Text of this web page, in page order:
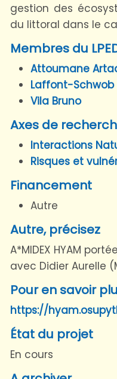
gestion des
du littoral dans le
Membres du
Attoumane
Laffont-Schwob
Vila Bruno
Axes de
Interactions
Risques et
Financement
Autre
Autre, précisez
A*MIDEX HYAM
avec Didier Aurelle
Pour en savoir
https://
État du projet
En cours